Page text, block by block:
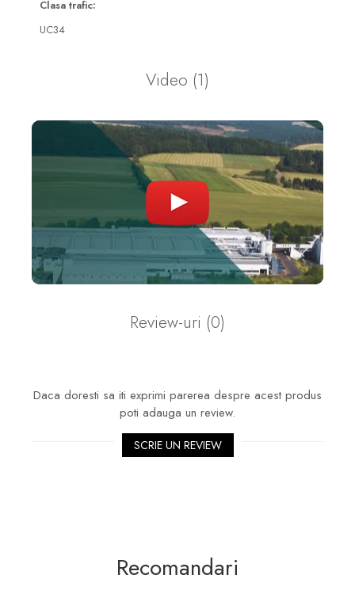
Clasa trafic:
UC34
Video (1)
Review-uri (0)
Daca doresti sa iti exprimi parerea despre acest produs
poti adauga un review.
SCRIE UN REVIEW
Recomandari